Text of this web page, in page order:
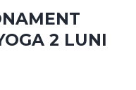
2 LUNI